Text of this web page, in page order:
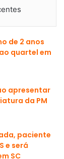
de 2 anos
quartel em
apresentar
da PM
paciente
e será
SC